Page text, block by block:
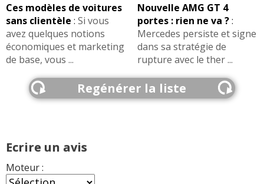
10/20 1.7 CRDI 115 ch 28000(0 )
1.7 CRDI 115 ch 25000km année 2013
premium li(0 )
16/20
1.7 CRDI 115 ch 68000km lounge 2011
Ces modèles de voitures
sans clientèle : Si vous
avez quelques notions
économiques et marketing
de base, vous ...
Nouvelle AMG GT 4
portes : rien ne va ?:
Mercedes persiste et signe
dans sa stratégie de
rupture avec le ther ...
Regénérer la liste
Ecrire un avis
Moteur :